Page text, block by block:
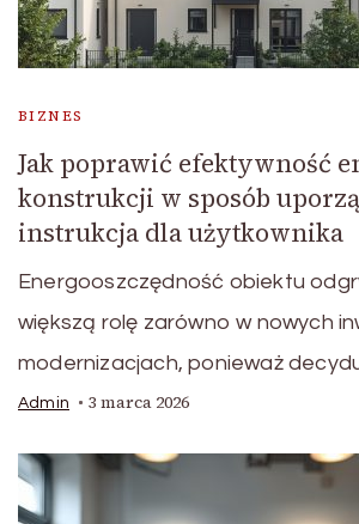
BIZNES
Jak poprawić efektywność
konstrukcji w sposób
instrukcja dla użytkownika
Energooszczędność obiektu
większą rolę zarówno w nowych
modernizacjach, ponieważ
Admin 3 marca 2026